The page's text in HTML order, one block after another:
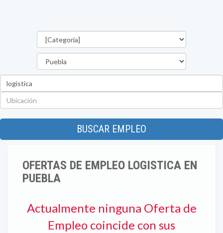
BUSCAR EMPLEO
OFERTAS DE EMPLEO LOGISTICA EN
PUEBLA
Actualmente ninguna Oferta de
Empleo coincide con sus